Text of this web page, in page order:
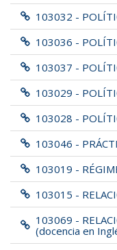
103032 -
103036 -
103037 -
103029 -
103028 -
103046 -
103019 -
103015 -
103069 -
(docencia en